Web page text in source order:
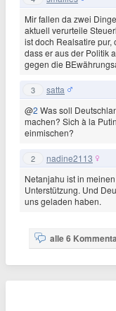
Mir fallen da zwei
aktuell verurteile
ist doch Realsatire pur,
dass er aus der Politik
gegen die
3 satta
@2 Was soll
machen? Sich à la
einmischen?
2 nadine2113
Netanjahu ist in
Unterstützung. Und
uns geladen haben.
alle 6